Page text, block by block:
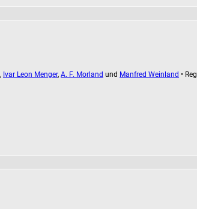
, Ivar Leon Menger, A. F. Morland und Manfred Weinland •